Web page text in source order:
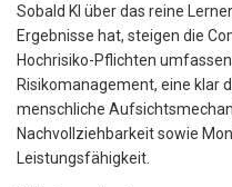
Sobald KI über das reine
Ergebnisse hat, steigen die
Hochrisiko-Pflichten
Risikomanagement, eine klar
menschliche
Nachvollziehbarkeit sowie
Leistungsfähigkeit.